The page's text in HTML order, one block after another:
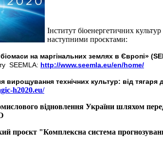
Інститут біоенергетичних
наступними проєктами:
на маргінальних землях в Європі»
SEEMLA: http://www.seemla.eu/en/home/
вирощування технічних культур: від
h2020.eu/
відновлення України шляхом
проєкт "Комплексна система